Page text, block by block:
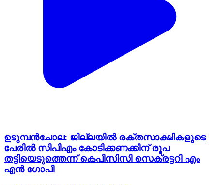
ഉടുമ്പൻചോല: ജില്ലയിൽ രക്തസാക്ഷികളുടെ
പേരിൽ സിപിഎം കോടിക്കണക്കിന് രൂപ
തട്ടിയെടുത്തെന്ന് കെപിസിസി സെക്രട്ടറി എം
എൻ ഗോപി